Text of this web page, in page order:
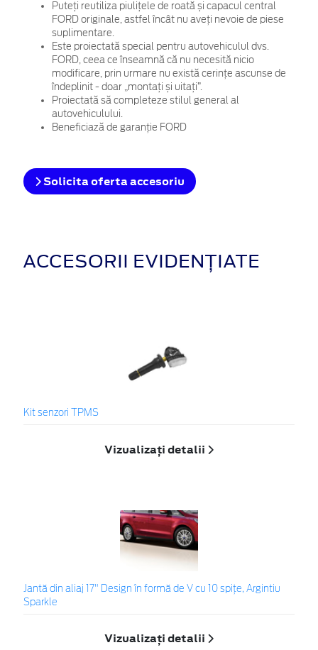
Puteți reutiliza piulițele de roată și capacul central
FORD originale, astfel încât nu aveți nevoie de piese
suplimentare.
Este proiectată special pentru autovehiculul dvs.
FORD, ceea ce înseamnă că nu necesită nicio
modificare, prin urmare nu există cerințe ascunse de
îndeplinit - doar „montați și uitați”.
Proiectată să completeze stilul general al
autovehiculului.
Beneficiază de garanție FORD
Solicita oferta accesoriu
ACCESORII EVIDENȚIATE
Kit senzori TPMS
Vizualizați detalii
Jantă din aliaj 17" Design în formă de V cu 10 spiţe, Argintiu
Sparkle
Vizualizați detalii